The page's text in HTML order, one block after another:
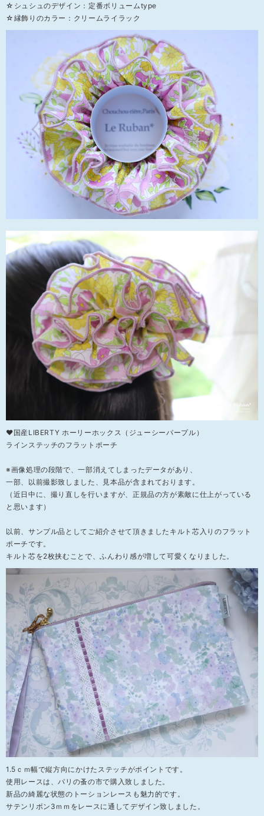
☆シュシュのデザイン：定番ボリュームtype
☆縁飾りのカラー：クリームライラック
❤国産LIBERTY ホーリーホックス（ジューシーパープル）
ラインステッチのフラットポーチ
※画像処理の段階で、一部消えてしまったデータがあり、
一部、以前撮影致しました、見本品が含まれております。
（近日中に、撮り直しを行いますが、正規品の方が素敵に仕上がっている
と思います）
以前、サンプル品としてご紹介させて頂きましたキルト芯入りのフラット
ポーチです。
キルト芯を2枚挟むことで、ふんわり感が増して可愛くなりました。
1.5ｃｍ幅で縦方向にかけたステッチがポイントです。
使用レースは、パリの蚤の市で購入致しました。
新品の綺麗な状態のトーションレースも魅力的です。
サテンリボン3ｍｍをレースに通してデザイン致しました。